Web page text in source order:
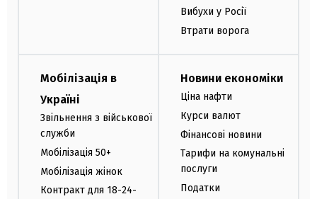
Вибухи у Росії
Втрати ворога
Мобілізація в
Україні
Звільнення з військової
служби
Мобілізація 50+
Мобілізація жінок
Контракт для 18-24-
Новини економіки
Ціна нафти
Курси валют
Фінансові новини
Тарифи на комунальні
послуги
Податки